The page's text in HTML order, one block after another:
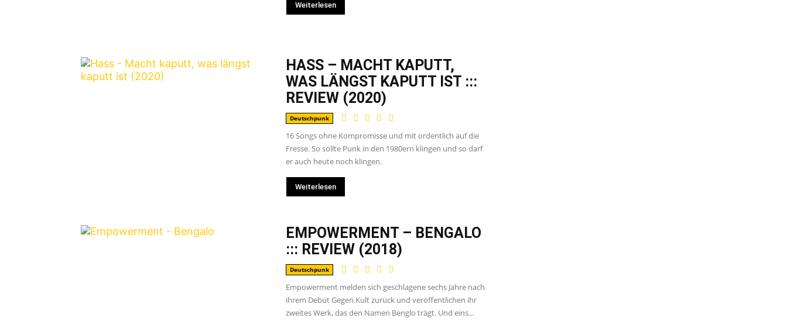
Weiterlesen
HASS – MACHT KAPUTT,
WAS LÄNGST KAPUTT IST :::
REVIEW (2020)
Deutschpunk
16 Songs ohne Kompromisse und mit ordentlich auf die
Fresse. So sollte Punk in den 1980ern klingen und so darf
er auch heute noch klingen.
Weiterlesen
EMPOWERMENT – BENGALO
::: REVIEW (2018)
Deutschpunk
Empowerment melden sich geschlagene sechs Jahre nach
ihrem Debüt Gegen.Kult zurück und veröffentlichen ihr
zweites Werk, das den Namen Benglo trägt. Und eins...